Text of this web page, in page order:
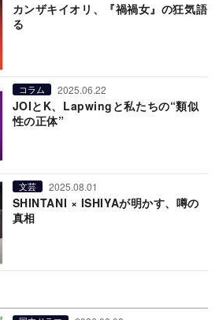
カンザキイオリ、『禍禍女』の狂気語
る
コラム 2025.06.22
JOIとK、Lapwingと私たちの“類似
性の正体”
文芸 2025.08.01
SHINTANI × ISHIYAが明かす、噂の
真相